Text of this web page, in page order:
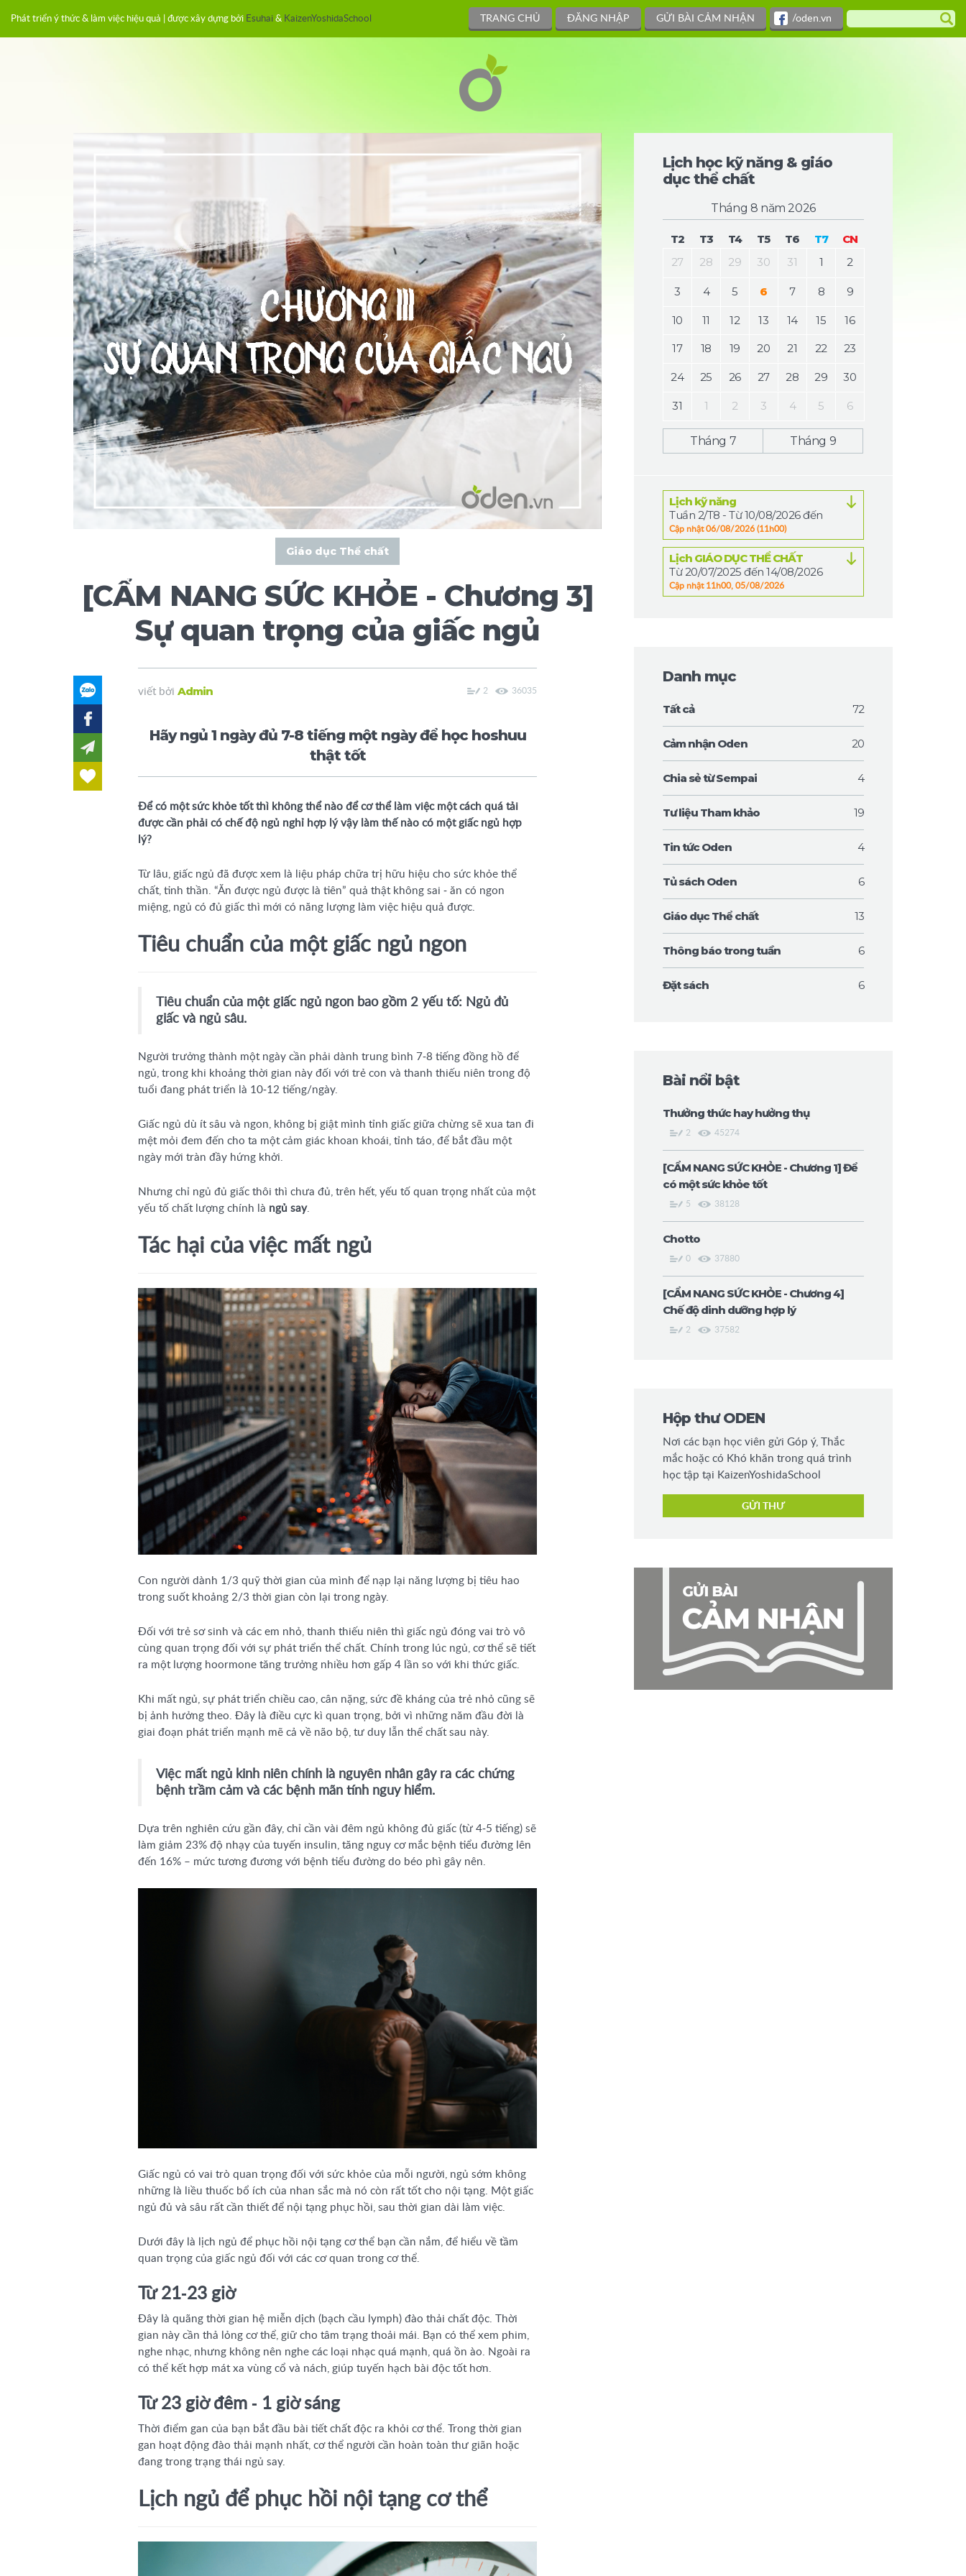
Phát triển ý thức & làm việc hiệu quả | được xây dựng bởi Esuhai & KaizenYoshidaSchool /oden.vn
GỬI BÀI CẢM NHẬN
ĐĂNG NHẬP
TRANG CHỦ
Giáo dục Thể chất
[CẨM NANG SỨC KHỎE - Chương 3]
Sự quan trọng của giấc ngủ
viết bởi Admin 36035
2
Hãy ngủ 1 ngày đủ 7-8 tiếng một ngày để học hoshuu
thật tốt
Để có một sức khỏe tốt thì không thể nào để cơ thể làm việc một cách quá tải
được cần phải có chế độ ngủ nghỉ hợp lý vậy làm thế nào có một giấc ngủ hợp
lý?
Từ lâu, giấc ngủ đã được xem là liệu pháp chữa trị hữu hiệu cho sức khỏe thể
chất, tinh thần. “Ăn được ngủ được là tiên” quả thật không sai - ăn có ngon
miệng, ngủ có đủ giấc thì mới có năng lượng làm việc hiệu quả được.
Tiêu chuẩn của một giấc ngủ ngon
Tiêu chuẩn của một giấc ngủ ngon bao gồm 2 yếu tố: Ngủ đủ
giấc và ngủ sâu.
Người trưởng thành một ngày cần phải dành trung bình 7-8 tiếng đồng hồ để
ngủ, trong khi khoảng thời gian này đối với trẻ con và thanh thiếu niên trong độ
tuổi đang phát triển là 10-12 tiếng/ngày.
Giấc ngủ dù ít sâu và ngon, không bị giật mình tỉnh giấc giữa chừng sẽ xua tan đi
mệt mỏi đem đến cho ta một cảm giác khoan khoái, tỉnh táo, để bắt đầu một
ngày mới tràn đầy hứng khởi.
Nhưng chỉ ngủ đủ giấc thôi thì chưa đủ, trên hết, yếu tố quan trọng nhất của một
yếu tố chất lượng chính là ngủ say.
Tác hại của việc mất ngủ
Con người dành 1/3 quỹ thời gian của mình để nạp lại năng lượng bị tiêu hao
trong suốt khoảng 2/3 thời gian còn lại trong ngày.
Đối với trẻ sơ sinh và các em nhỏ, thanh thiếu niên thì giấc ngủ đóng vai trò vô
cùng quan trọng đối với sự phát triển thể chất. Chính trong lúc ngủ, cơ thể sẽ tiết
ra một lượng hoormone tăng trưởng nhiều hơn gấp 4 lần so với khi thức giấc.
Khi mất ngủ, sự phát triển chiều cao, cân nặng, sức đề kháng của trẻ nhỏ cũng sẽ
bị ảnh hưởng theo. Đây là điều cực kì quan trọng, bởi vì những năm đầu đời là
giai đoạn phát triển mạnh mẽ cả về não bộ, tư duy lẫn thể chất sau này.
Việc mất ngủ kinh niên chính là nguyên nhân gây ra các chứng
bệnh trầm cảm và các bệnh mãn tính nguy hiểm.
Dựa trên nghiên cứu gần đây, chỉ cần vài đêm ngủ không đủ giấc (từ 4-5 tiếng) sẽ
làm giảm 23% độ nhạy của tuyến insulin, tăng nguy cơ mắc bệnh tiểu đường lên
đến 16% – mức tương đương với bệnh tiểu đường do béo phì gây nên.
Giấc ngủ có vai trò quan trọng đối với sức khỏe của mỗi người, ngủ sớm không
những là liều thuốc bổ ích của nhan sắc mà nó còn rất tốt cho nội tạng. Một giấc
ngủ đủ và sâu rất cần thiết để nội tạng phục hồi, sau thời gian dài làm việc.
Dưới đây là lịch ngủ để phục hồi nội tạng cơ thể bạn cần nắm, để hiểu về tầm
quan trọng của giấc ngủ đối với các cơ quan trong cơ thể.
Từ 21-23 giờ
Đây là quãng thời gian hệ miễn dịch (bạch cầu lymph) đào thải chất độc. Thời
gian này cần thả lỏng cơ thể, giữ cho tâm trạng thoải mái. Bạn có thể xem phim,
nghe nhạc, nhưng không nên nghe các loại nhạc quá mạnh, quá ồn ào. Ngoài ra
có thể kết hợp mát xa vùng cổ và nách, giúp tuyến hạch bài độc tốt hơn.
Từ 23 giờ đêm - 1 giờ sáng
Thời điểm gan của bạn bắt đầu bài tiết chất độc ra khỏi cơ thể. Trong thời gian
gan hoạt động đào thải mạnh nhất, cơ thể người cần hoàn toàn thư giãn hoặc
đang trong trạng thái ngủ say.
Lịch ngủ để phục hồi nội tạng cơ thể
Lịch học kỹ năng & giáo
dục thể chất
Tháng 8 năm 2026
T2 T3 T4 T5 T6 T7
CN
27
28 29 30 31 1 2
3 4 5 6 7 8 9
10 11 12 13 14 15 16
17 18 19 20 21 22 23
24 25 26 27 28 29 30
31 1 2 3 4 5 6
Tháng 7 Tháng 9
Lịch kỹ năng
Tuần 2/T8 - Từ 10/08/2026 đến 14/08/2026
Cập nhật 06/08/2026 (11h00)
Lịch GIÁO DỤC THỂ CHẤT
Từ 20/07/2025 đến 14/08/2026
Cập nhật 11h00, 05/08/2026
Danh mục
Tất cả 72
Cảm nhận Oden 20
Chia sẻ từ Sempai 4
Tư liệu Tham khảo 19
Tin tức Oden 4
Tủ sách Oden 6
Giáo dục Thể chất 13
Thông báo trong tuần 6
Đặt sách 6
Bài nổi bật
Thưởng thức hay hưởng thụ
45274
2
[CẨM NANG SỨC KHỎE - Chương 1] Để
có một sức khỏe tốt
38128
5
Chotto
37880
0
[CẨM NANG SỨC KHỎE - Chương 4]
Chế độ dinh dưỡng hợp lý
37582
2
Hộp thư ODEN
Nơi các bạn học viên gửi Góp ý, Thắc
mắc hoặc có Khó khăn trong quá trình
học tập tại KaizenYoshidaSchool
GỬI THƯ